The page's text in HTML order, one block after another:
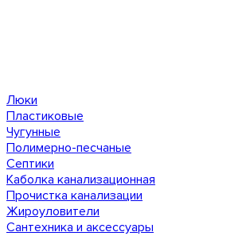
Люки
Пластиковые
Чугунные
Полимерно-песчаные
Септики
Каболка канализационная
Прочистка канализации
Жироуловители
Сантехника и аксессуары